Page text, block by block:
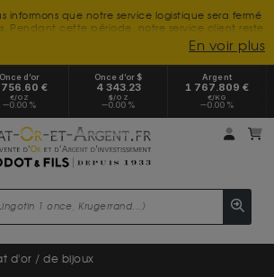
informons que notre service logistique sera fermé
Pendant cette période, notre service client reste
l'été. Vous pouvez nous joindre du lundi au
à 18h, pour toute demande d'information.
de votre compréhension et vous souhaitons un
excellent été.
En voir plus
Once d’or
€
€/OZ
0.00 %
Once d’or $
4 343.23
$/OZ
0.00 %
Argent
1 767.809 €
€/KG
0.00 %
Mon
d'or / de bijoux